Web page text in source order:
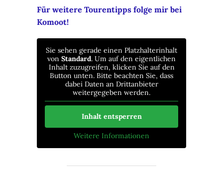
Für weitere Tourentipps folge mir bei
Komoot!
Sie sehen gerade einen Platzhalterinhalt
von Standard. Um auf den eigentlichen
Inhalt zuzugreifen, klicken Sie auf den
Button unten. Bitte beachten Sie, dass
dabei Daten an Drittanbieter
weitergegeben werden.
Inhalt entsperren
Weitere Informationen